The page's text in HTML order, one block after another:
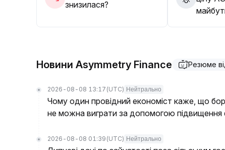
знизилася?
Новини Asymmetry Finance Резюме
2026-08-08 13:17 (UTC) Нейтрально
Чому один провідний економіст каже, що
не можна виграти за допомогою підвищення
2026-08-08 01:39 (UTC) Нейтрально